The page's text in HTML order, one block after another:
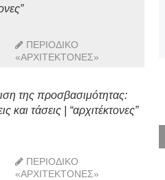
ΠΕΡΙΟΔΙΚΌ
«ΑΡΧΙΤΈΚΤΟΝΕΣ»
της προσβασιμότητας:
και τάσεις | “αρχιτέκτονες”
ΠΕΡΙΟΔΙΚΌ
«ΑΡΧΙΤΈΚΤΟΝΕΣ»